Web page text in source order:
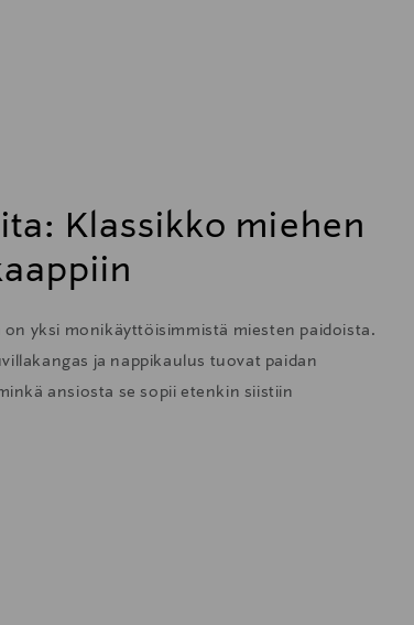
Klassikko miehen
on yksi monikäyttöisimmistä miesten paidoista.
ja nappikaulus tuovat paidan
ansiosta se sopii etenkin siistiin